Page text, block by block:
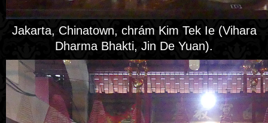
Jakarta, Chinatown, chrám Kim Tek Ie (Vihara
Dharma Bhakti, Jin De Yuan).